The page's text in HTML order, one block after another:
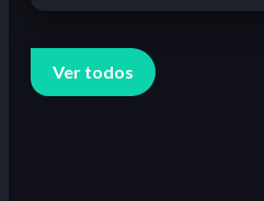
Ver todos